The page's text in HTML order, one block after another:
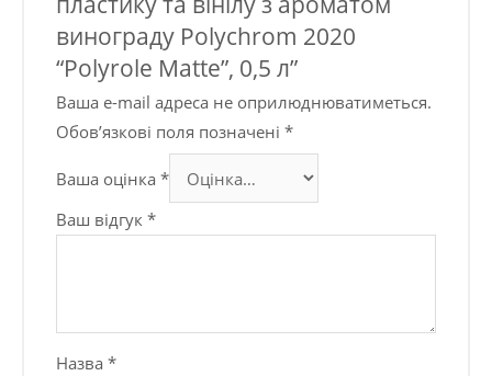
винограду Polychrom 2020
“Polyrole Matte”, 0,5 л”
Ваша e-mail адреса не оприлюднюватиметься.
Обов’язкові поля позначені*
Ваша оцінка*
Ваш відгук*
Назва*